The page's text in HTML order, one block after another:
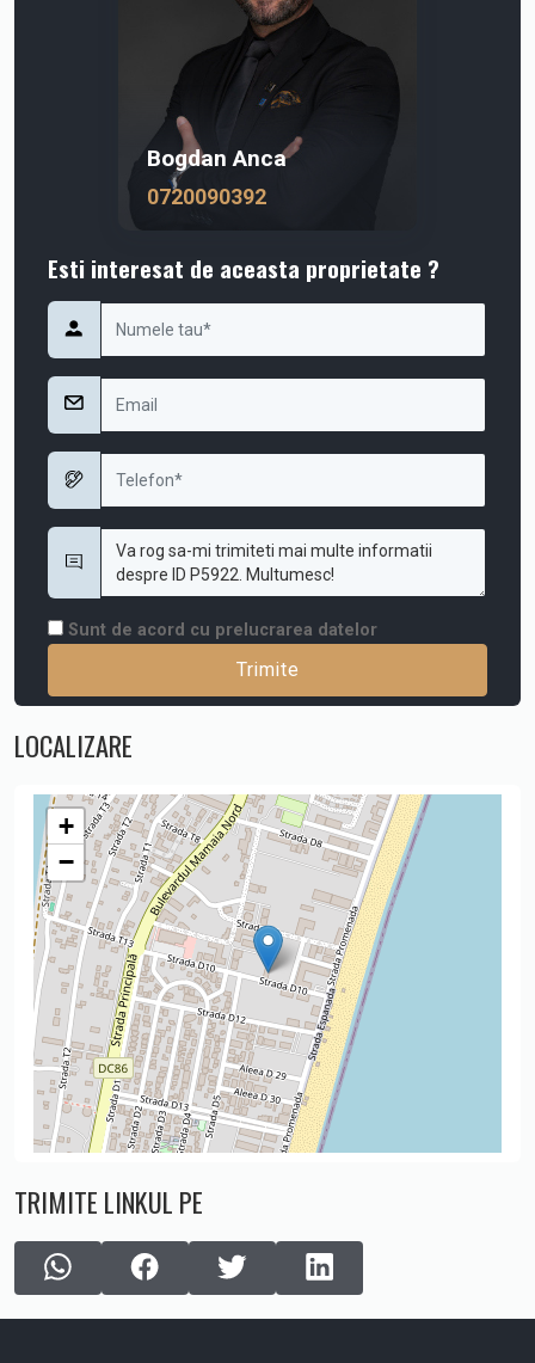
Bogdan Anca
0720090392
Esti interesat de aceasta proprietate ?
Sunt de acord cu prelucrarea datelor
LOCALIZARE
+
−
TRIMITE LINKUL PE